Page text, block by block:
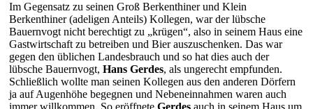
Im Gegensatz zu seinen Groß Berkenthiner und Klein
Berkenthiner (adeligen Anteils) Kollegen, war der lübsche
Bauernvogt nicht berechtigt zu „krügen“, also in seinem Haus eine
Gastwirtschaft zu betreiben und Bier auszuschenken. Das war
gegen den üblichen Landesbrauch und so hat dies auch der
lübsche Bauernvogt, Hans Gerdes, als ungerecht empfunden.
Schließlich wollte man seinen Kollegen aus den anderen Dörfern
ja auf Augenhöhe begegnen und Nebeneinnahmen waren auch